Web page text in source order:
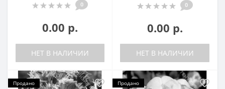
0
0.00 р.
НЕТ В НАЛИЧИИ
0
0.00 р.
НЕТ В НАЛИЧИИ
Продано Продано